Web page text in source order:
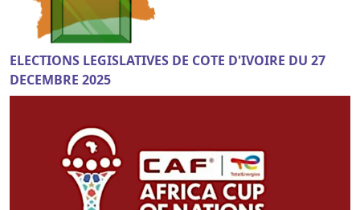
ELECTIONS LEGISLATIVES DE COTE D'IVOIRE DU 27
DECEMBRE 2025